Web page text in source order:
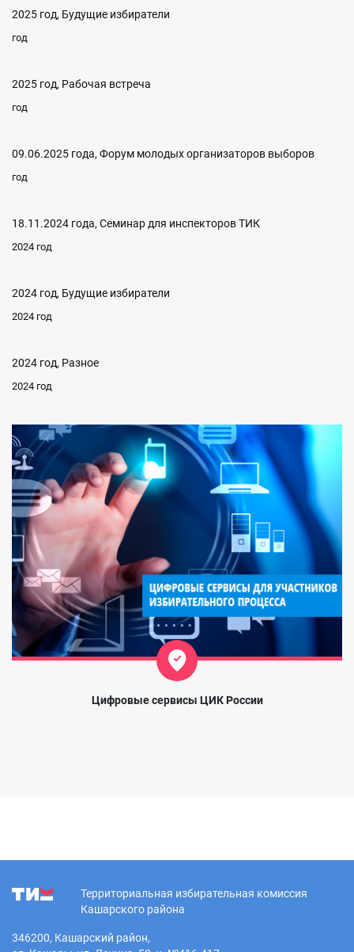
2025 год, Будущие избиратели
год
2025 год, Рабочая встреча
год
09.06.2025 года, Форум молодых организаторов выборов
год
18.11.2024 года, Семинар для инспекторов ТИК
2024 год
2024 год, Будущие избиратели
2024 год
2024 год, Разное
2024 год
Цифровые сервисы ЦИК России
Территориальная избирательная комиссия
Кашарского района
346200, Кашарский район,